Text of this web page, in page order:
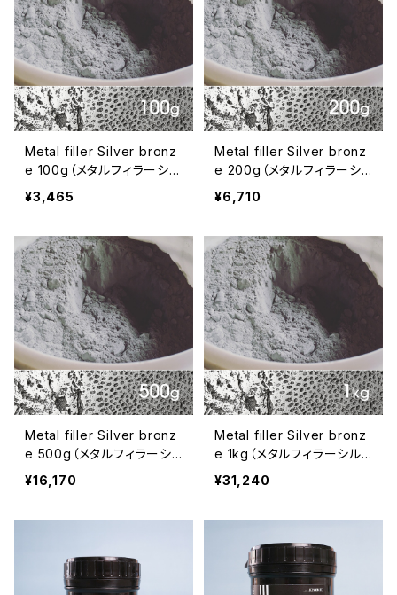
Metal filler Silver bronz
e 100g（メタルフィラーシル
バーブロンズ 100g）
¥3,465
Metal filler Silver bronz
e 200g（メタルフィラーシ
ルバーブロンズ 200g）
¥6,710
Metal filler Silver bronz
e 500g（メタルフィラーシ
ルバーブロンズ 500g）
¥16,170
Metal filler Silver bronz
e 1kg（メタルフィラーシル
バーブロンズ 1kg）
¥31,240